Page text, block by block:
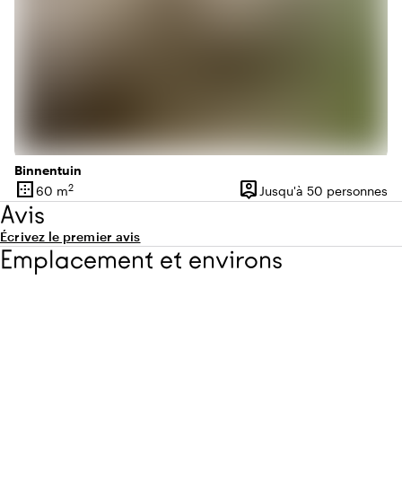
Binnentuin
border_outer
Superficie
60 m2 person_pin
Capacité
Jusqu'à 50 personnes
Avis
Écrivez le premier avis
Emplacement et environs